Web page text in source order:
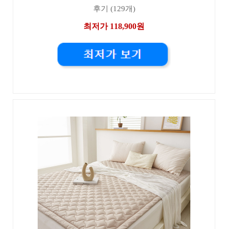
후기 (129개)
최저가 118,900원